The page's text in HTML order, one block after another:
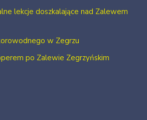
lekcje doszkalające nad Zalewem
w Zegrzu
po Zalewie Zegrzyńskim